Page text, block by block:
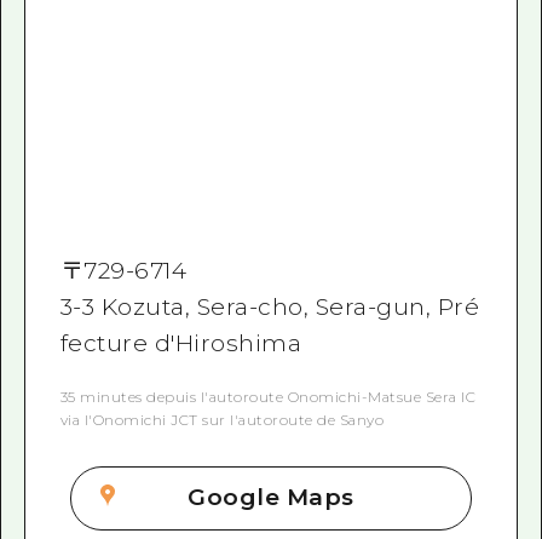
〒729-6714
3-3 Kozuta, Sera-cho, Sera-gun, Pré
fecture d'Hiroshima
35 minutes depuis l'autoroute Onomichi-Matsue Sera IC
via l'Onomichi JCT sur l'autoroute de Sanyo
Google Maps